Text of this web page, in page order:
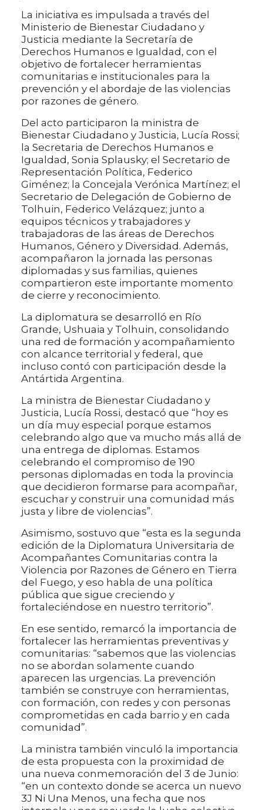
La iniciativa es impulsada a través del
Ministerio de Bienestar Ciudadano y
Justicia mediante la Secretaría de
Derechos Humanos e Igualdad, con el
objetivo de fortalecer herramientas
comunitarias e institucionales para la
prevención y el abordaje de las violencias
por razones de género.
Del acto participaron la ministra de
Bienestar Ciudadano y Justicia, Lucía Rossi;
la Secretaria de Derechos Humanos e
Igualdad, Sonia Splausky; el Secretario de
Representación Política, Federico
Giménez; la Concejala Verónica Martínez; el
Secretario de Delegación de Gobierno de
Tolhuin, Federico Velázquez; junto a
equipos técnicos y trabajadores y
trabajadoras de las áreas de Derechos
Humanos, Género y Diversidad. Además,
acompañaron la jornada las personas
diplomadas y sus familias, quienes
compartieron este importante momento
de cierre y reconocimiento.
La diplomatura se desarrolló en Río
Grande, Ushuaia y Tolhuin, consolidando
una red de formación y acompañamiento
con alcance territorial y federal, que
incluso contó con participación desde la
Antártida Argentina.
La ministra de Bienestar Ciudadano y
Justicia, Lucía Rossi, destacó que “hoy es
un día muy especial porque estamos
celebrando algo que va mucho más allá de
una entrega de diplomas. Estamos
celebrando el compromiso de 190
personas diplomadas en toda la provincia
que decidieron formarse para acompañar,
escuchar y construir una comunidad más
justa y libre de violencias”.
Asimismo, sostuvo que “esta es la segunda
edición de la Diplomatura Universitaria de
Acompañantes Comunitarias contra la
Violencia por Razones de Género en Tierra
del Fuego, y eso habla de una política
pública que sigue creciendo y
fortaleciéndose en nuestro territorio”.
En ese sentido, remarcó la importancia de
fortalecer las herramientas preventivas y
comunitarias: “sabemos que las violencias
no se abordan solamente cuando
aparecen las urgencias. La prevención
también se construye con herramientas,
con formación, con redes y con personas
comprometidas en cada barrio y en cada
comunidad”.
La ministra también vinculó la importancia
de esta propuesta con la proximidad de
una nueva conmemoración del 3 de Junio:
“en un contexto donde se acerca un nuevo
3J Ni Una Menos, una fecha que nos